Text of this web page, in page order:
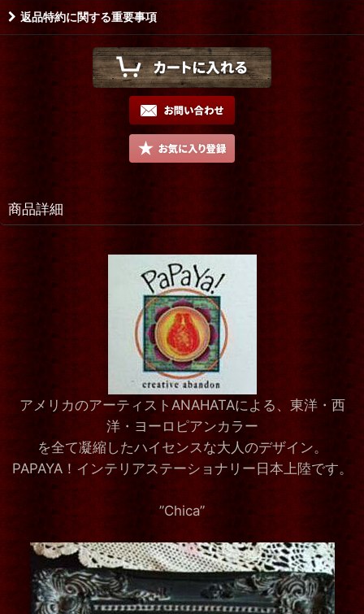
返品特約に関する重要事項
商品詳細
アメリカのアーティストANAHATAによる、東洋・西
洋・ヨーロピアンカラー
を全て凝縮したハイセンスな大人のデザイン。
PAPAYA！インテリアステーショナリー日本上陸です。
”Chica”